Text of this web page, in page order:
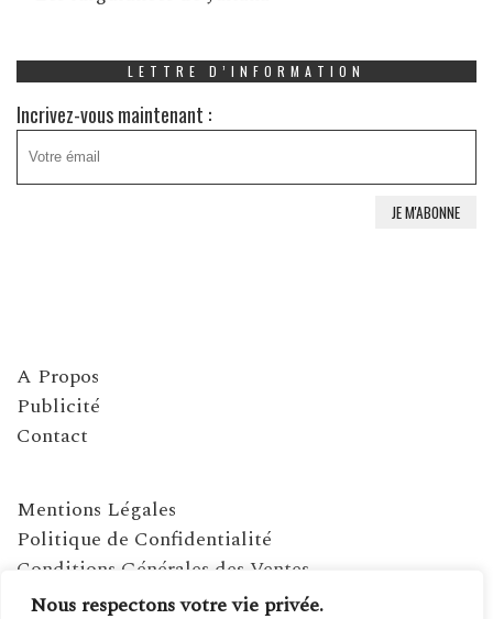
Nous respectons votre vie privée.
LETTRE D’INFORMATION
Incrivez-vous maintenant :
A Propos
Publicité
Contact
Mentions Légales
Politique de Confidentialité
Conditions Générales des Ventes